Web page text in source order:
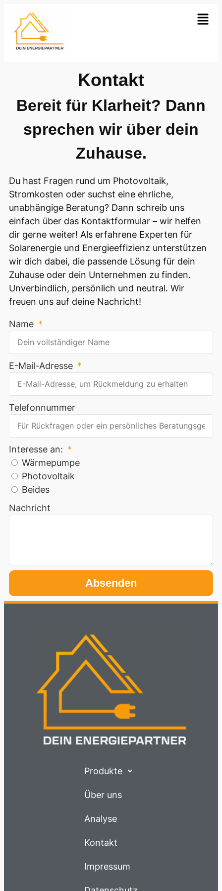
Kontakt
Bereit für Klarheit? Dann
sprechen wir über dein
Zuhause.
Du hast Fragen rund um Photovoltaik,
Stromkosten oder suchst eine ehrliche,
unabhängige Beratung? Dann schreib uns
einfach über das Kontaktformular – wir helfen
dir gerne weiter! Als erfahrene Experten für
Solarenergie und Energieeffizienz unterstützen
wir dich dabei, die passende Lösung für dein
Zuhause oder dein Unternehmen zu finden.
Unverbindlich, persönlich und neutral. Wir
freuen uns auf deine Nachricht!
Name
E-Mail-Adresse
Telefonnummer
Interesse an:
Wärmepumpe
Photovoltaik
Beides
Nachricht
Absenden
Produkte
Über uns
Analyse
Kontakt
Impressum